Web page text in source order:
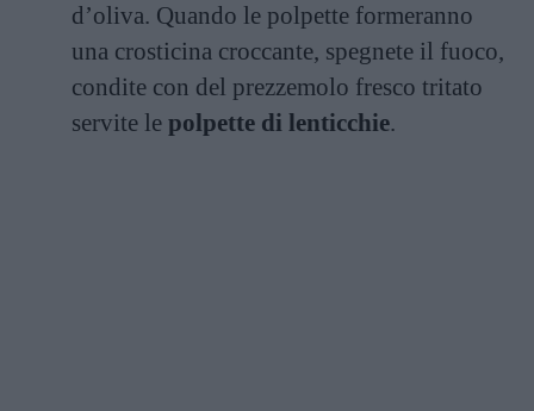
d’oliva. Quando le polpette formeranno
una crosticina croccante, spegnete il fuoco,
condite con del prezzemolo fresco tritato
servite le polpette di lenticchie.